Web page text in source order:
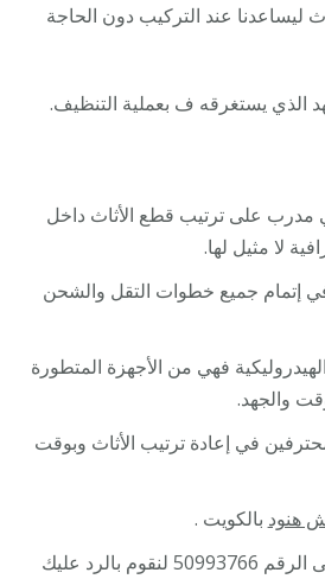
ليساعدنا عند التركيب دون الحاجة
الذي يستغرقه ف بعملية التنظيف.
مدرب على ترتيب قطع الأثاث داخل
لا مثيل لها.
إتمام جميع خطوات التقل والشحن
فهي من الأجهزة المتطورة
والجهد.
في إعادة ترتيب الأثاث وبوقت
هنود بالكويت .
فلا تتردد بالاتصال الآن على الرقم 50993766 لنقوم بالرد عليك